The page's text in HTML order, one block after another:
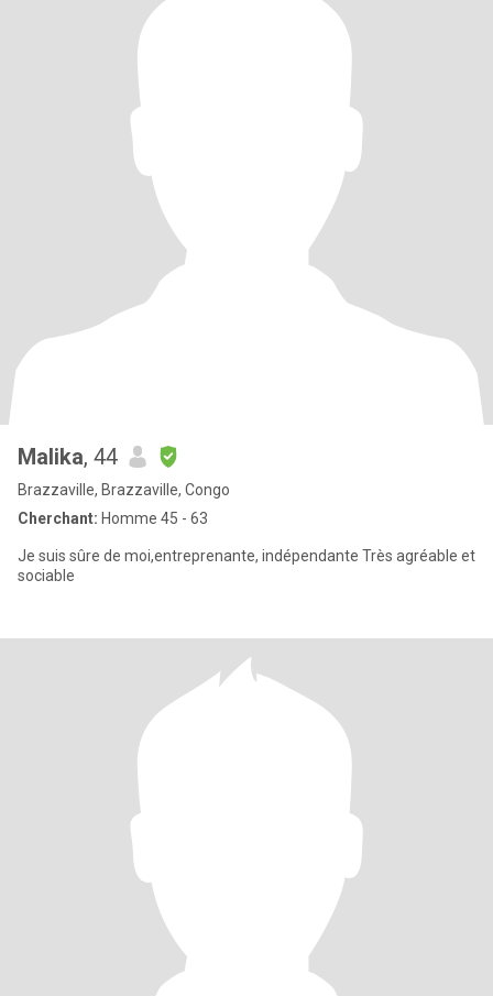
Malika, 44
Brazzaville, Brazzaville, Congo
Cherchant: Homme 45 - 63
Je suis sûre de moi,entreprenante, indépendante Très agréable et
sociable